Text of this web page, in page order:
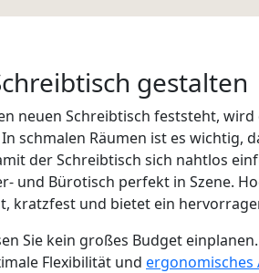
gestalten
neuen Schreibtisch feststeht,
schmalen Räumen ist es
der Schreibtisch sich nahtlos
und Bürotisch perfekt in Szene.
kratzfest und bietet ein
Sie kein großes Budget
Flexibilität und ergonomisches